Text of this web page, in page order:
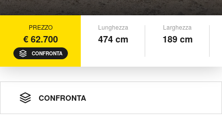
PREZZO
€ 62.700
CONFRONTA
Lunghezza
474 cm
Larghezza
189 cm
CONFRONTA